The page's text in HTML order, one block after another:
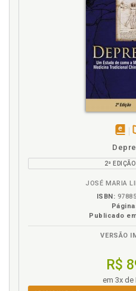
Linguagem. Escrita da
Linguagem. Escrita na
Linguagem. História da
Linguagem como
Longevidade.
envelhecimento, p. 29
Referências, p. 105
processo de
em
2ª
JOSÉ MARIA
ISBN:
Publicado
VERSÃO
R$
em 3x de